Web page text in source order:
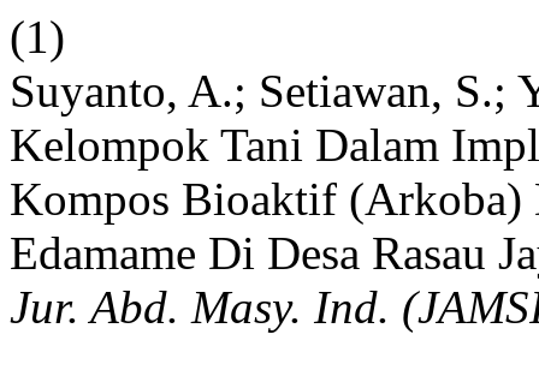
(1)
Suyanto, A.; Setiawan, S.;
Kelompok Tani Dalam
Kompos Bioaktif (Arkoba)
Edamame Di Desa Rasau
Jur. Abd. Masy. Ind.